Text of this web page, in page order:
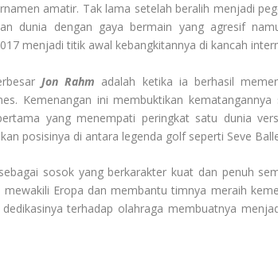
amatir. Tak lama setelah beralih menjadi
dunia dengan gaya bermain yang agresif
menjadi titik awal kebangkitannya di kancah
Jon Rahm adalah ketika ia berhasil
Kemenangan ini membuktikan
yang menempati peringkat satu dunia
posisinya di antara legenda golf seperti Seve
sosok yang berkarakter kuat dan penuh
mewakili Eropa dan membantu timnya meraih
terhadap olahraga membuatnya